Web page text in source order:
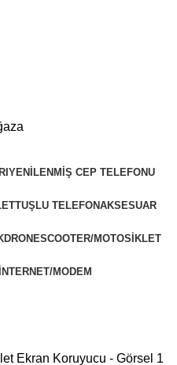
SİZLERLEYİZ!!
SİZLERLEYİZ!
YENILENMIŞ CEP TELEFONU
TUŞLU TELEFONAKSESUAR
DRONESCOOTER/MOTOSIKLET
İNTERNET/MODEM